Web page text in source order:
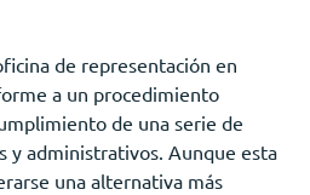
de representación en
a un procedimiento
de una serie de
y administrativos. Aunque esta
una alternativa más